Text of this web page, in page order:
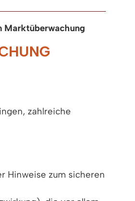
Marktüberwachung
zahlreiche
Hinweise zum sicheren